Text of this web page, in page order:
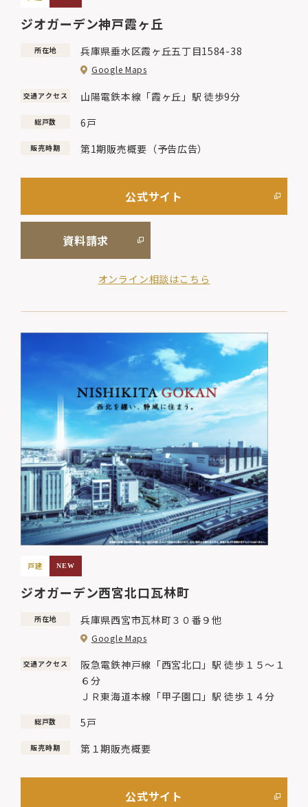
ジオガーデン神戸霞ヶ丘
所在地 兵庫県垂水区霞ヶ丘五丁目1584-38
Google Maps
交通アクセス 山陽電鉄本線「霞ヶ丘」駅 徒歩9分
総戸数 6戸
販売時期 第1期販売概要（予告広告）
公式サイト
資料請求
オンライン相談はこちら
戸建 NEW
ジオガーデン西宮北口瓦林町
所在地 兵庫県西宮市瓦林町３０番９他
Google Maps
交通アクセス
阪急電鉄神戸線「西宮北口」駅 徒歩１５～１
６分
ＪＲ東海道本線「甲子園口」駅 徒歩１４分
総戸数 5戸
販売時期 第１期販売概要
公式サイト